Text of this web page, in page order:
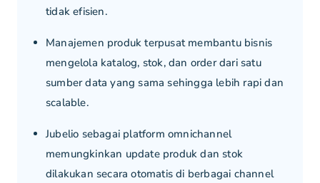
tidak efisien.
Manajemen produk terpusat membantu bisnis
mengelola katalog, stok, dan order dari satu
sumber data yang sama sehingga lebih rapi dan
scalable.
Jubelio sebagai platform omnichannel
memungkinkan update produk dan stok
dilakukan secara otomatis di berbagai channel